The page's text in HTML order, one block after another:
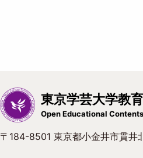
東京学芸大学教
Open Educational
〒184-8501 東京都小金井市貫井